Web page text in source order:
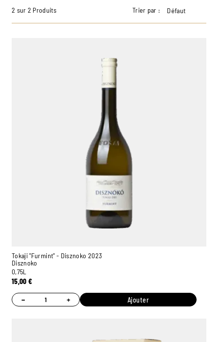
2 sur 2 Produits Trier par : Défaut
Tokaji "Furmint" - Disznoko 2023
Disznoko
0,75L
15,00€
− + Ajouter